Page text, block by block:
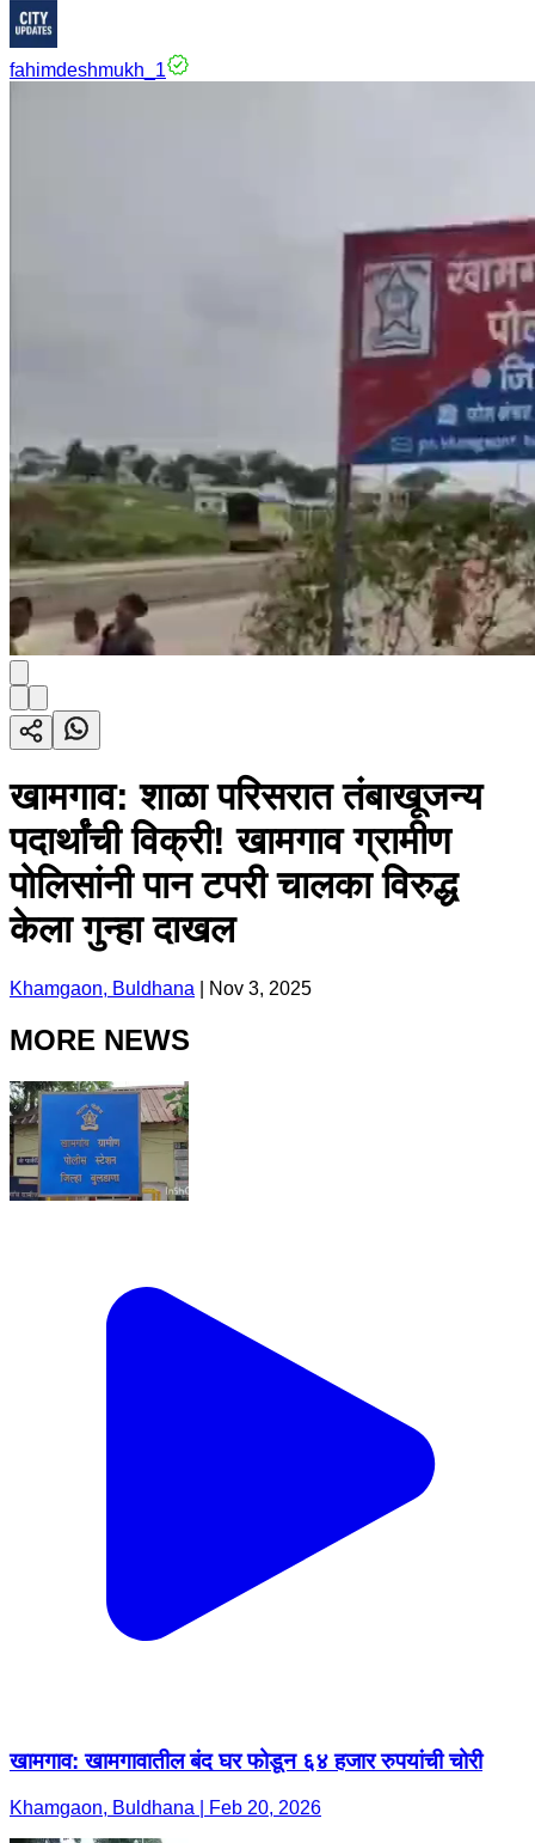
fahimdeshmukh_1
खामगाव: शाळा परिसरात तंबाखूजन्य
पदार्थांची विक्री! खामगाव ग्रामीण
पोलिसांनी पान टपरी चालका विरुद्ध
केला गुन्हा दाखल
Khamgaon, Buldhana Nov 3, 2025
MORE NEWS
खामगाव: खामगावातील बंद घर फोडून ६४ हजार रुपयांची चोरी
Khamgaon, Buldhana | Feb 20, 2026